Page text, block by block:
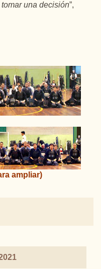
una decisión”,
ampliar)